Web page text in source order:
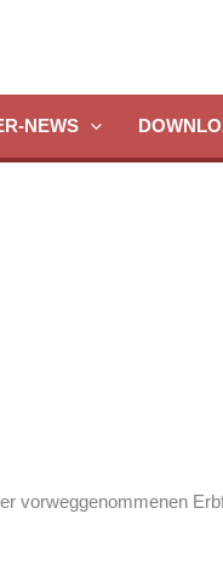
NEWS
vorweggenommenen